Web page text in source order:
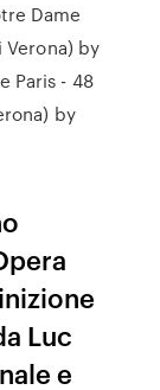
Dame
Verona) by
Paris - 48
by
Luc
e